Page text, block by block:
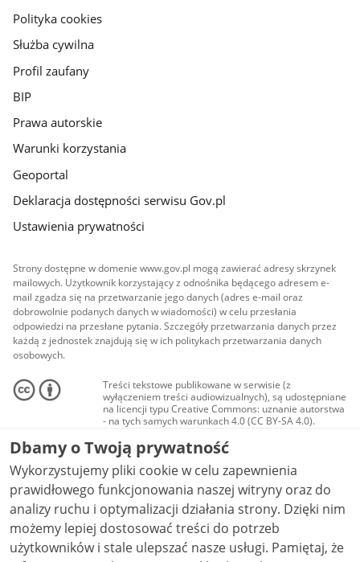
gov.pl
Polityka cookies
Służba cywilna
Profil zaufany
BIP
Prawa autorskie
Warunki korzystania
Geoportal
Deklaracja dostępności serwisu Gov.pl
Ustawienia prywatności
Strony dostępne w domenie www.gov.pl mogą zawierać adresy skrzynek
mailowych. Użytkownik korzystający z odnośnika będącego adresem e-
mail zgadza się na przetwarzanie jego danych (adres e-mail oraz
dobrowolnie podanych danych w wiadomości) w celu przesłania
odpowiedzi na przesłane pytania. Szczegóły przetwarzania danych przez
każdą z jednostek znajdują się w ich politykach przetwarzania danych
osobowych.
Treści tekstowe publikowane w serwisie (z
wyłączeniem treści audiowizualnych), są udostępniane
na licencji typu Creative Commons: uznanie autorstwa
- na tych samych warunkach 4.0 (CC BY-SA 4.0).
Materiały audiowizualne, w tym zdjęcia, materiały
audio i wideo, są udostępniane na licencji typu
Creative Commons: uznanie autorstwa użycie
niekomercyjne - bez utworów zależnych 4.0 (CC BY-
NC-ND 4.0), o ile nie jest to stwierdzone inaczej.
Dbamy o Twoją prywatność
Wykorzystujemy pliki cookie w celu zapewnienia
prawidłowego funkcjonowania naszej witryny oraz do
analizy ruchu i optymalizacji działania strony. Dzięki nim
możemy lepiej dostosować treści do potrzeb
użytkowników i stale ulepszać nasze usługi. Pamiętaj, że